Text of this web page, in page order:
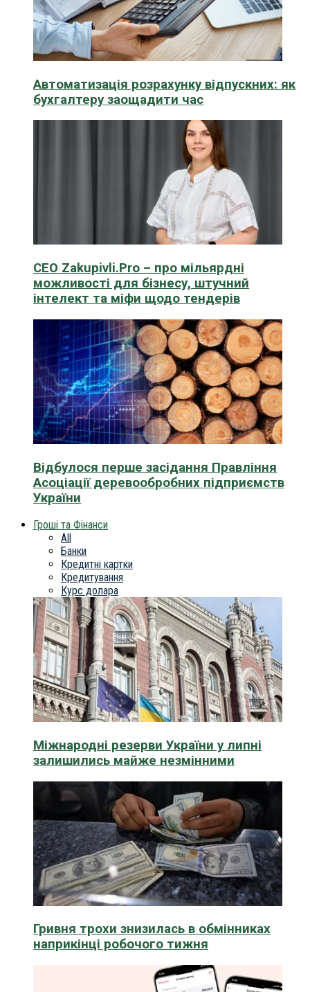
Автоматизація розрахунку відпускних: як
бухгалтеру заощадити час
CEO Zakupivli.Pro – про мільярдні
можливості для бізнесу, штучний
інтелект та міфи щодо тендерів
Відбулося перше засідання Правління
Асоціації деревообробних підприємств
України
Гроші та Фінанси
All
Банки
Кредитні картки
Кредитування
Курс долара
Міжнародні резерви України у липні
залишились майже незмінними
Гривня трохи знизилась в обмінниках
наприкінці робочого тижня